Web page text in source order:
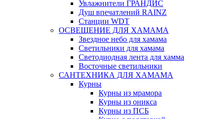
Увлажнители ГРАНДИС
Душ впечатлений RAINZ
Станции WDT
ОСВЕЩЕНИЕ ДЛЯ ХАМАМА
Звездное небо для хамама
Светильники для хамама
Светодиодная лента для хамма
Восточные светильники
САНТЕХНИКА ДЛЯ ХАМАМА
Курны
Курны из мрамора
Курны из оникса
Курны из ПСБ